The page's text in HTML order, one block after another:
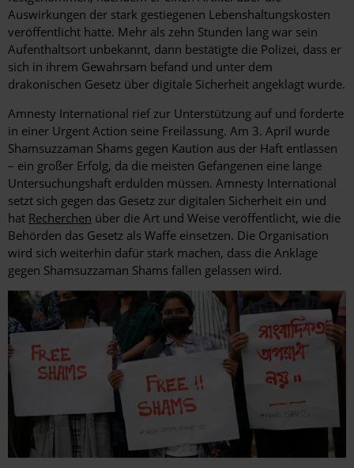
Auswirkungen der stark gestiegenen Lebenshaltungskosten
veröffentlicht hatte. Mehr als zehn Stunden lang war sein
Aufenthaltsort unbekannt, dann bestätigte die Polizei, dass er
sich in ihrem Gewahrsam befand und unter dem
drakonischen Gesetz über digitale Sicherheit angeklagt wurde.
Amnesty International rief zur Unterstützung auf und forderte
in einer Urgent Action seine Freilassung. Am 3. April wurde
Shamsuzzaman Shams gegen Kaution aus der Haft entlassen
– ein großer Erfolg, da die meisten Gefangenen eine lange
Untersuchungshaft erdulden müssen. Amnesty International
setzt sich gegen das Gesetz zur digitalen Sicherheit ein und
hat Recherchen über die Art und Weise veröffentlicht, wie die
Behörden das Gesetz als Waffe einsetzen. Die Organisation
wird sich weiterhin dafür stark machen, dass die Anklage
gegen Shamsuzzaman Shams fallen gelassen wird.